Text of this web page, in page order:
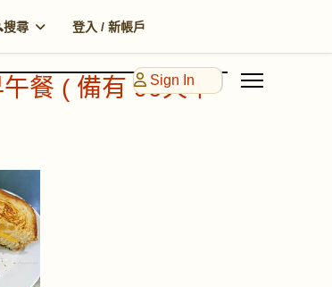
搜尋 登入 / 新帳戶
Sign In
餐 ( 備有 90天早